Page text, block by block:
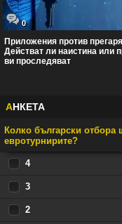
0
Приложения против
Действат ли наистина или
ви проследяват
АНКЕТА
Колко български отбора
евротурнирите?
4
3
2